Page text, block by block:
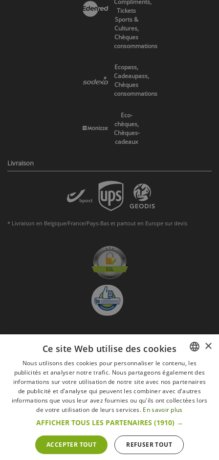
Compliments,
Tickets
Sports &
Cultures,
Chèques
consommations
Ecopass,
Cadeaupass,
Chèques
consommations
Eco-
chèques,
Chèques-
cadeaux
Livraison
* Livraison en Belgique/France/Pays-Bas et partout en Europe sur devis
S'abonner à la Newsletter
Je suis d'accord avec les Mentions légales
Toutes les marques Conditions générales
Mentions légales
Retour & Droit de rétractation
FAQ Recrutement
s'entendent toutes taxes comprises.
Conformément au livre VI « Pratiques du marché et protection du consommateur » du
Code belge de droit économique.
Le Client agissant en tant que consommateur dispose d’un droit de
FRENCH
DUTCH
×
Ce site Web utilise des cookies
Nous utilisons des cookies pour personnaliser le contenu, les
publicités et analyser notre trafic. Nous partageons également des
informations sur votre utilisation de notre site avec nos partenaires
de publicité et d'analyse qui peuvent les combiner avec d'autres
informations que vous leur avez fournies ou qu'ils ont collectées lors
de votre utilisation de leurs services. En savoir plus
AFFICHER TOUS LES PARTENAIRES (1910) →
ACCEPTER TOUT REFUSER TOUT